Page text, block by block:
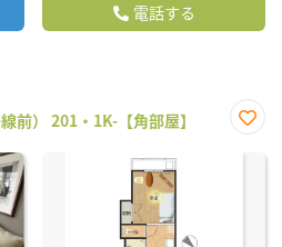
電話する
前） 201・1K-【角部屋】
に入